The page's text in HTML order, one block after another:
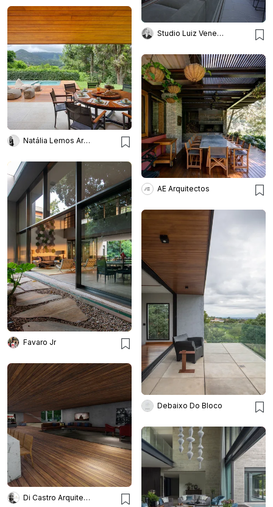
Studio Luiz Veneziano Arqu.
Natália Lemos Arquitetura
AE Arquitectos
Favaro Jr
Debaixo Do Bloco
Di Castro Arquitetura